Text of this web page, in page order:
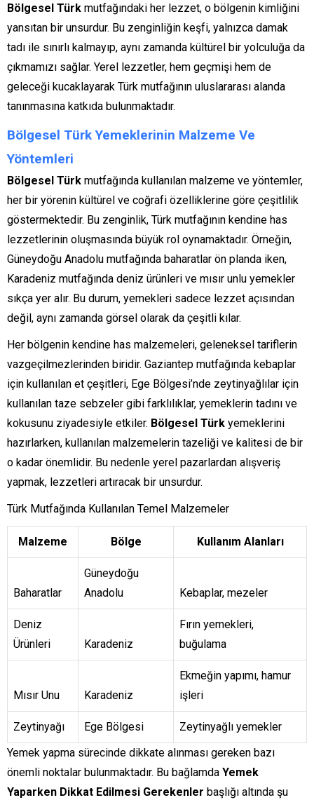
Bölgesel Türk mutfağındaki her lezzet, o bölgenin kimliğini
yansıtan bir unsurdur. Bu zenginliğin keşfi, yalnızca damak
tadı ile sınırlı kalmayıp, aynı zamanda kültürel bir yolculuğa da
çıkmamızı sağlar. Yerel lezzetler, hem geçmişi hem de
geleceği kucaklayarak Türk mutfağının uluslararası alanda
tanınmasına katkıda bulunmaktadır.
Bölgesel Türk Yemeklerinin Malzeme Ve
Yöntemleri
Bölgesel Türk mutfağında kullanılan malzeme ve yöntemler,
her bir yörenin kültürel ve coğrafi özelliklerine göre çeşitlilik
göstermektedir. Bu zenginlik, Türk mutfağının kendine has
lezzetlerinin oluşmasında büyük rol oynamaktadır. Örneğin,
Güneydoğu Anadolu mutfağında baharatlar ön planda iken,
Karadeniz mutfağında deniz ürünleri ve mısır unlu yemekler
sıkça yer alır. Bu durum, yemekleri sadece lezzet açısından
değil, aynı zamanda görsel olarak da çeşitli kılar.
Her bölgenin kendine has malzemeleri, geleneksel tariflerin
vazgeçilmezlerinden biridir. Gaziantep mutfağında kebaplar
için kullanılan et çeşitleri, Ege Bölgesi’nde zeytinyağlılar için
kullanılan taze sebzeler gibi farklılıklar, yemeklerin tadını ve
kokusunu ziyadesiyle etkiler. Bölgesel Türk yemeklerini
hazırlarken, kullanılan malzemelerin tazeliği ve kalitesi de bir
o kadar önemlidir. Bu nedenle yerel pazarlardan alışveriş
yapmak, lezzetleri artıracak bir unsurdur.
Türk Mutfağında Kullanılan Temel Malzemeler
Malzeme Bölge Kullanım Alanları
Baharatlar
Güneydoğu
Anadolu
Kebaplar, mezeler
Deniz
Ürünleri
Karadeniz
Fırın yemekleri,
buğulama
Mısır Unu Karadeniz
Ekmeğin yapımı, hamur
işleri
Zeytinyağı Ege Bölgesi
Zeytinyağlı yemekler
Yemek yapma sürecinde dikkate alınması gereken bazı
önemli noktalar bulunmaktadır. Bu bağlamda Yemek
Yaparken Dikkat Edilmesi Gerekenler başlığı altında şu